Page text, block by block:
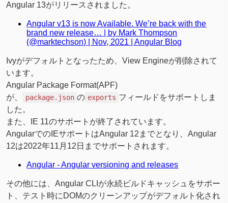
Angular 13がリリースされました。
Angular v13 is now Available. We’re back with the
brand new release… | by Mark Thompson
(@marktechson) | Nov, 2021 | Angular Blog
Ivyがデフォルトとなったため、View Engineが削除されて
います。
Angular Package Format(APF)
が、
package.json の exports フィールドをサポートしま
した。
また、IE 11のサポートが終了されています。
AngularでのIEサポートはAngular 12までとなり、Angular
12は2022年11月12日までサポートされます。
Angular - Angular versioning and releases
その他には、Angular CLIが永続ビルドキャッシュをサポー
ト、テスト時にDOMのクリーンアップがデフォルト化され